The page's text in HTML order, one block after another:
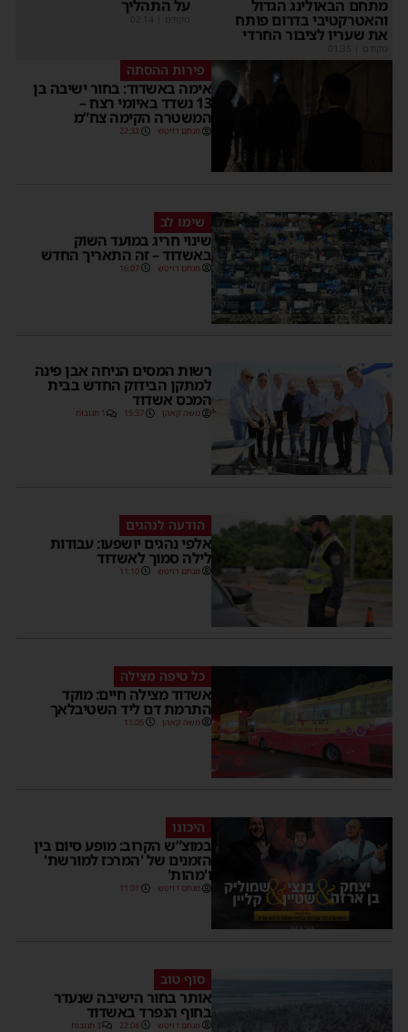
מתחם הבאולינג הגדול
והאטרקטיבי בדרום פותח
את שעריו לציבור החרדי
מקודם
על התהליך
מקודם
פירות ההסתה
אימה באשדוד: בחור ישיבה בן
13 נשדד באיומי רצח –
המשטרה הקימה צח”מ
מנחם דויטש 22:32
שימו לב
שינוי חריג במועד השוק
באשדוד – זה התאריך החדש
מנחם דויטש 16:07
רשות המסים הניחה אבן פינה
למתקן הבידוק החדש בבית
המכס אשדוד
משה קאהן 15:37 1 תגובות
הודעה לנהגים
אלפי נהגים יושפעו: עבודות
לילה סמוך לאשדוד
מנחם דויטש 11:10
כל טיפה מצילה
אשדוד מצילה חיים: מוקד
התרמת דם ליד השטיבלאך
משה קאהן 11:05
היכונו
במוצ”ש הקרוב: מופע סיום בין
הזמנים של 'המרכז למורשת'
ו'מהות'
מנחם דויטש 11:01
סוף טוב
אותר בחור הישיבה שנעדר
בחוף הנפרד באשדוד
מנחם דויטש 22:08 3 תגובות